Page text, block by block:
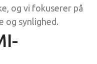
og vi fokuserer på
og synlighed.